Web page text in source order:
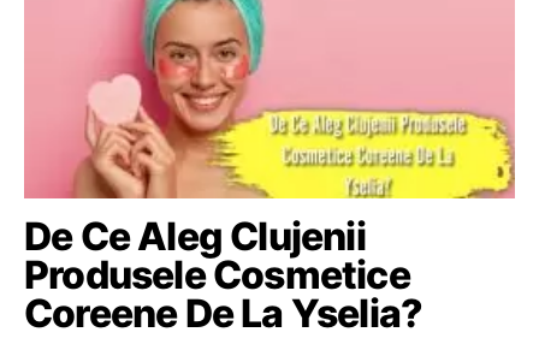
De Ce Aleg Clujenii
Produsele Cosmetice
Coreene De La Yselia?